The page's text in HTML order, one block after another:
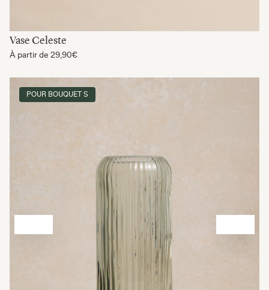
Vase Celeste
À partir de 29,90€
POUR BOUQUET S